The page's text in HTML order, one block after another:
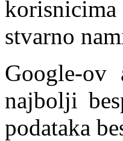
stvarno
Google-
najbolji
podataka